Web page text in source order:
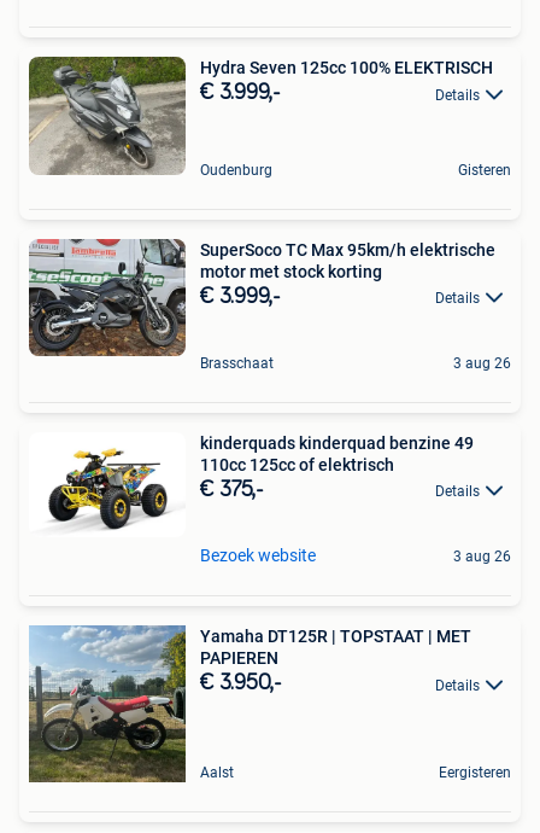
Hydra Seven 125cc 100% ELEKTRISCH
€ 3.999,- Details
Oudenburg Gisteren
SuperSoco TC Max 95km/h elektrische
motor met stock korting
€ 3.999,- Details
Brasschaat 3 aug 26
kinderquads kinderquad benzine 49
110cc 125cc of elektrisch
€ 375,- Details
Bezoek website 3 aug 26
Yamaha DT125R | TOPSTAAT | MET
PAPIEREN
€ 3.950,- Details
Aalst Eergisteren